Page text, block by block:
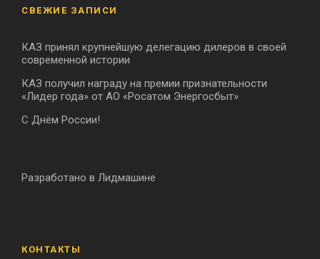
СВЕЖИЕ ЗАПИСИ
КАЗ принял крупнейшую делегацию дилеров в своей
современной истории
КАЗ получил награду на премии признательности
«Лидер года» от АО «Росатом Энергосбыт»
С Днём России!
Разработано в Лидмашине
КОНТАКТЫ